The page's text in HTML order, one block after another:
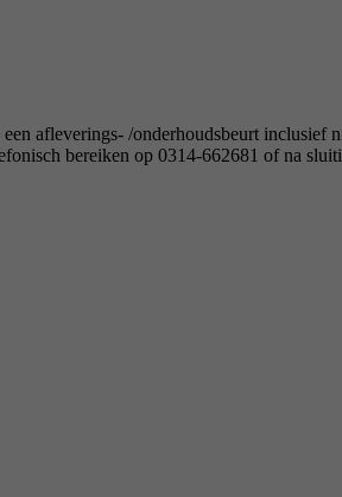
afleverings- /onderhoudsbeurt
bereiken op 0314-662681 of na